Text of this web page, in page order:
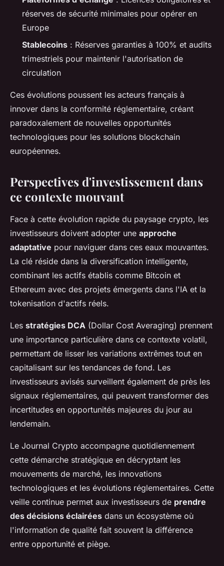
réserves de sécurité minimales pour opérer en
Europe
Stablecoins : Réserves garanties à 100% et audits
trimestriels pour maintenir l'autorisation de
circulation
Ces évolutions poussent les acteurs français à
innover dans la conformité réglementaire, créant
paradoxalement de nouvelles opportunités
technologiques pour les solutions blockchain
européennes.
Perspectives d'investissement dans
ce contexte mouvant
Face à cette évolution rapide du paysage crypto, les
investisseurs doivent adopter une approche
adaptative pour naviguer dans ces eaux mouvantes.
La clé réside dans la diversification intelligente,
combinant les actifs établis comme Bitcoin et
Ethereum avec des projets émergents dans l'IA et la
tokenisation d'actifs réels.
Les stratégies DCA (Dollar Cost Averaging) prennent
une importance particulière dans ce contexte volatil,
permettant de lisser les variations extrêmes tout en
capitalisant sur les tendances de fond. Les
investisseurs avisés surveillent également de près les
signaux réglementaires, qui peuvent transformer des
incertitudes en opportunités majeures du jour au
lendemain.
Le Journal Crypto accompagne quotidiennement
cette démarche stratégique en décryptant les
mouvements de marché, les innovations
technologiques et les évolutions réglementaires. Cette
veille continue permet aux investisseurs de prendre
des décisions éclairées dans un écosystème où
l'information de qualité fait souvent la différence
entre opportunité et piège.